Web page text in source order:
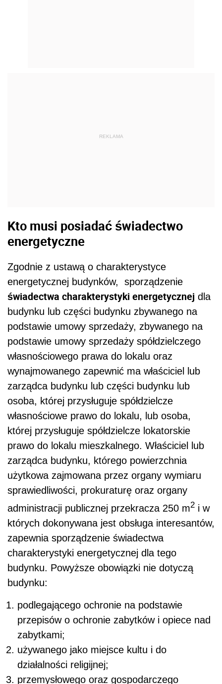
REKLAMA
Kto musi posiadać świadectwo
energetyczne
Zgodnie z ustawą o charakterystyce
energetycznej budynków, sporządzenie
świadectwa charakterystyki energetycznej dla
budynku lub części budynku zbywanego na
podstawie umowy sprzedaży, zbywanego na
podstawie umowy sprzedaży spółdzielczego
własnościowego prawa do lokalu oraz
wynajmowanego zapewnić ma właściciel lub
zarządca budynku lub części budynku lub
osoba, której przysługuje spółdzielcze
własnościowe prawo do lokalu, lub osoba,
której przysługuje spółdzielcze lokatorskie
prawo do lokalu mieszkalnego. Właściciel lub
zarządca budynku, którego powierzchnia
użytkowa zajmowana przez organy wymiaru
sprawiedliwości, prokuraturę oraz organy
administracji publicznej przekracza 250 m2 i w
których dokonywana jest obsługa interesantów,
zapewnia sporządzenie świadectwa
charakterystyki energetycznej dla tego
budynku. Powyższe obowiązki nie dotyczą
budynku:
podlegającego ochronie na podstawie
przepisów o ochronie zabytków i opiece nad
zabytkami;
używanego jako miejsce kultu i do
działalności religijnej;
przemysłowego oraz gospodarczego